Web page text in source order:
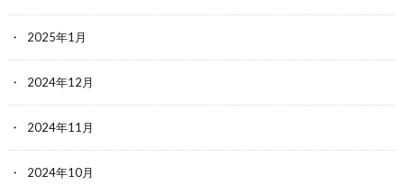
2025年1月
2024年12月
2024年11月
2024年10月